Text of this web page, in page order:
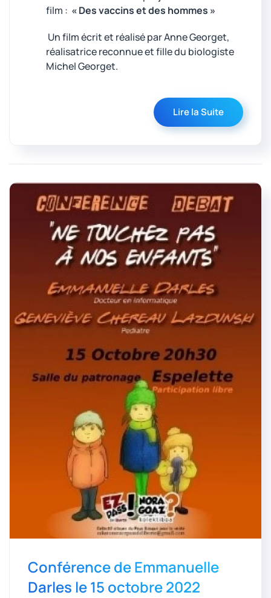
film : « Des vaccins et des hommes »
Un film écrit et réalisé par Anne Georget,
réalisatrice reconnue et fille du biologiste
Michel Georget.
Lire la Suite
Conférence de Emmanuelle
Darles le 15 octobre 2022